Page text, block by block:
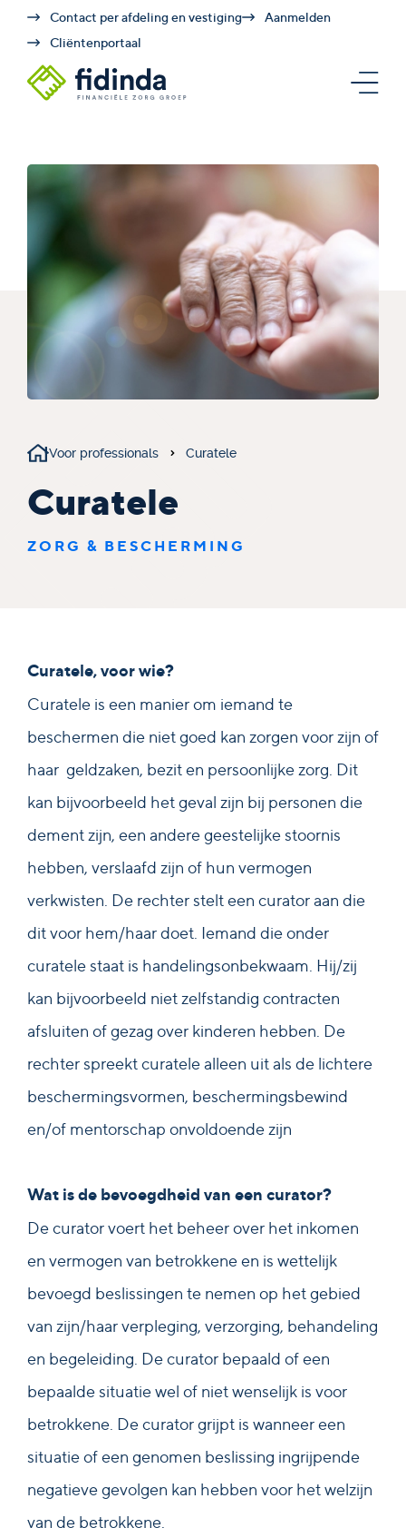
Contact per afdeling en vestiging
Aanmelden
Cliëntenportaal
Voor professionals Curatele
Curatele
ZORG & BESCHERMING
Curatele, voor wie?
Curatele is een manier om iemand te
beschermen die niet goed kan zorgen voor zijn of
haar geldzaken, bezit en persoonlijke zorg. Dit
kan bijvoorbeeld het geval zijn bij personen die
dement zijn, een andere geestelijke stoornis
hebben, verslaafd zijn of hun vermogen
verkwisten. De rechter stelt een curator aan die
dit voor hem/haar doet. Iemand die onder
curatele staat is handelingsonbekwaam. Hij/zij
kan bijvoorbeeld niet zelfstandig contracten
afsluiten of gezag over kinderen hebben. De
rechter spreekt curatele alleen uit als de lichtere
beschermingsvormen, beschermingsbewind
en/of mentorschap onvoldoende zijn
Wat is de bevoegdheid van een curator?
De curator voert het beheer over het inkomen
en vermogen van betrokkene en is wettelijk
bevoegd beslissingen te nemen op het gebied
van zijn/haar verpleging, verzorging, behandeling
en begeleiding. De curator bepaald of een
bepaalde situatie wel of niet wenselijk is voor
betrokkene. De curator grijpt is wanneer een
situatie of een genomen beslissing ingrijpende
negatieve gevolgen kan hebben voor het welzijn
van de betrokkene.